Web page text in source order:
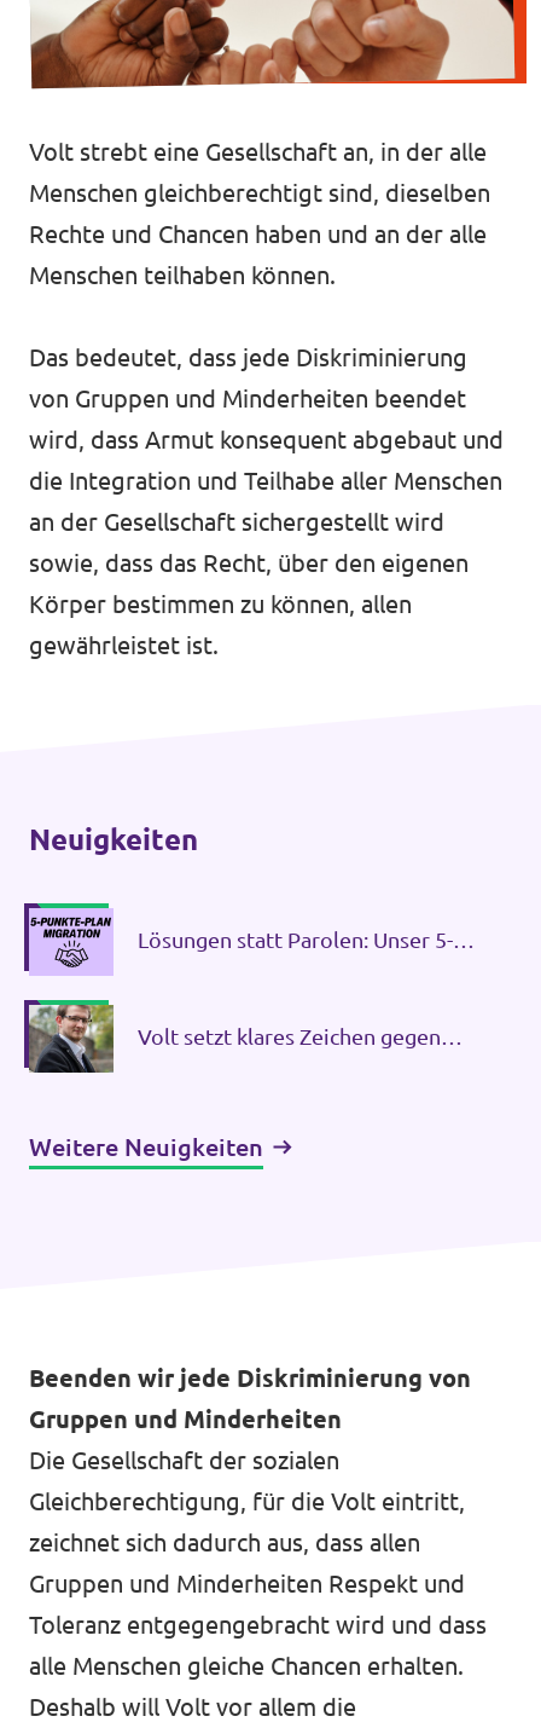
Unsere Events
Mache bei uns mit!
Hochspannung - powered by Volt - Podcast
Leichte Sprache
Jobs bei Volt
Mache mit!
Datenschutz
Volt strebt eine Gesellschaft an, in der alle
Menschen gleichberechtigt sind, dieselben
Rechte und Chancen haben und an der alle
Menschen teilhaben können.
Das bedeutet, dass jede Diskriminierung
von Gruppen und Minderheiten beendet
wird, dass Armut konsequent abgebaut und
die Integration und Teilhabe aller Menschen
an der Gesellschaft sichergestellt wird
sowie, dass das Recht, über den eigenen
Körper bestimmen zu können, allen
gewährleistet ist.
Beenden wir jede Diskriminierung von
Gruppen und Minderheiten
Die Gesellschaft der sozialen
Gleichberechtigung, für die Volt eintritt,
zeichnet sich dadurch aus, dass allen
Gruppen und Minderheiten Respekt und
Toleranz entgegengebracht wird und dass
alle Menschen gleiche Chancen erhalten.
Deshalb will Volt vor allem die
Neuigkeiten
Lösungen statt Parolen: Unser 5-
Volt setzt klares Zeichen gegen
Weitere Neuigkeiten